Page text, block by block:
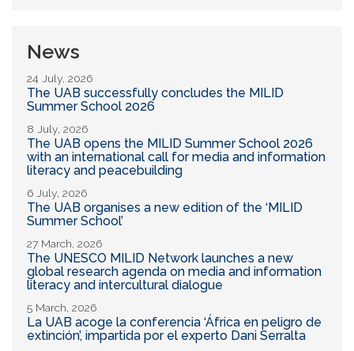
News
24 July, 2026
The UAB successfully concludes the MILID
Summer School 2026
8 July, 2026
The UAB opens the MILID Summer School 2026
with an international call for media and information
literacy and peacebuilding
6 July, 2026
The UAB organises a new edition of the ‘MILID
Summer School’
27 March, 2026
The UNESCO MILID Network launches a new
global research agenda on media and information
literacy and intercultural dialogue
5 March, 2026
La UAB acoge la conferencia ‘África en peligro de
extinción’, impartida por el experto Dani Serralta